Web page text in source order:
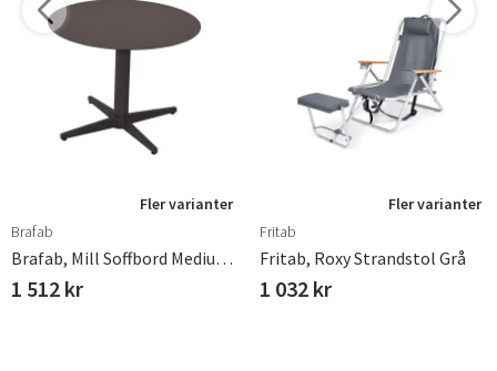
Fler varianter
Brafab
Brafab, Mill Soffbord Medium 60 Cm Anthracite
1 512 kr
Fler varianter
Fritab
Fritab, Roxy Strandstol Grå
1 032 kr